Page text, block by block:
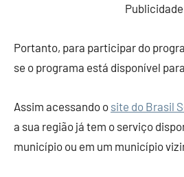
Publicidade
Portanto, para participar do
se o programa está disponível
Assim acessando o site do Brasil
a sua região já tem o serviço
município ou em um município